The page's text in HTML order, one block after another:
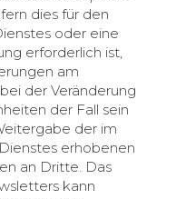
dies für den
oder eine
erforderlich ist,
am
der Veränderung
der Fall sein
der im
erhobenen
an Dritte. Das
kann